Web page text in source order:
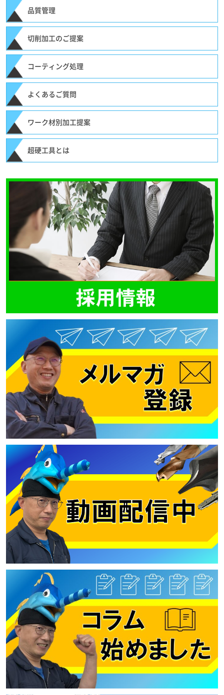
品質管理
切削加工のご提案
コーティング処理
よくあるご質問
ワーク材別加工提案
超硬工具とは